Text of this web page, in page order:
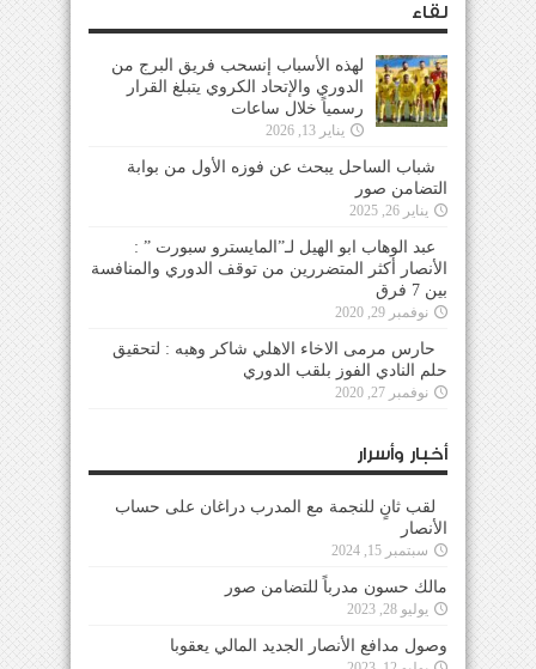
لقاء
لهذه الأسباب إنسحب فريق البرج من
الدوري والإتحاد الكروي يتبلغ القرار
رسمياً خلال ساعات
يناير 13, 2026
شباب الساحل يبحث عن فوزه الأول من بوابة
التضامن صور
يناير 26, 2025
عبد الوهاب ابو الهيل لـ”المايسترو سبورت ” :
الأنصار أكثر المتضررين من توقف الدوري والمنافسة
بين 7 فرق
نوفمبر 29, 2020
حارس مرمى الاخاء الاهلي شاكر وهبه : لتحقيق
حلم النادي الفوز بلقب الدوري
نوفمبر 27, 2020
أخبار وأسرار
لقب ثانٍ للنجمة مع المدرب دراغان على حساب
الأنصار
سبتمبر 15, 2024
مالك حسون مدرباً للتضامن صور
يوليو 28, 2023
وصول مدافع الأنصار الجديد المالي يعقوبا